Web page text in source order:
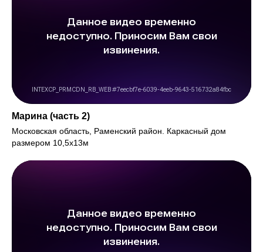
Марина (часть 2)
Московская область, Раменский район. Каркасный дом
размером 10,5х13м